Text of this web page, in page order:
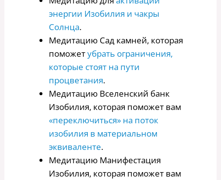
энергии Изобилия и чакры
Солнца.
Медитацию Сад камней, которая
поможетубрать ограничения,
которые стоят на пути
процветания.
Медитацию Вселенский банк
Изобилия, которая поможет вам
«переключиться» на поток
изобилия в материальном
эквиваленте.
Медитацию Манифестация
Изобилия, которая поможет вам